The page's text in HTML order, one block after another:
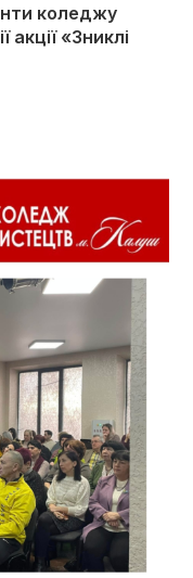
коледжу
акції «Зниклі